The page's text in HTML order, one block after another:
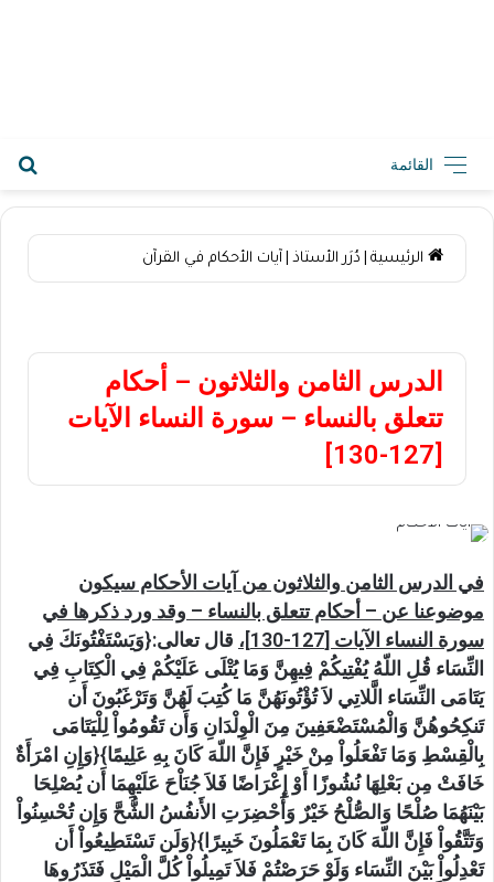
القائمة
الرئيسية دُرَر الأستاذ آيات الأحكام في القرآن
الدرس الثامن والثلاثون – أحكام
تتعلق بالنساء – سورة النساء الآيات
[127-130]
في الدرس الثامن والثلاثون من آيات الأحكام سيكون
موضوعنا عن – أحكام تتعلق بالنساء – وقد ورد ذكرها في
سورة النساء الآيات [127-130]،
قال تعالى:{وَيَسْتَفْتُونَكَ فِي
النِّسَاء قُلِ اللّهُ يُفْتِيكُمْ فِيهِنَّ وَمَا يُتْلَى عَلَيْكُمْ فِي الْكِتَابِ فِي
يَتَامَى النِّسَاء الَّلاتِي لاَ تُؤْتُونَهُنَّ مَا كُتِبَ لَهُنَّ وَتَرْغَبُونَ أَن
تَنكِحُوهُنَّ وَالْمُسْتَضْعَفِينَ مِنَ الْوِلْدَانِ وَأَن تَقُومُواْ لِلْيَتَامَى
بِالْقِسْطِ وَمَا تَفْعَلُواْ مِنْ خَيْرٍ فَإِنَّ اللّهَ كَانَ بِهِ عَلِيمًا}{وَإِنِ امْرَأَةٌ
خَافَتْ مِن بَعْلِهَا نُشُوزًا أَوْ إِعْرَاضًا فَلاَ جُنَاْحَ عَلَيْهِمَا أَن يُصْلِحَا
بَيْنَهُمَا صُلْحًا وَالصُّلْحُ خَيْرٌ وَأُحْضِرَتِ الأَنفُسُ الشُّحَّ وَإِن تُحْسِنُواْ
وَتَتَّقُواْ فَإِنَّ اللّهَ كَانَ بِمَا تَعْمَلُونَ خَبِيرًا}{وَلَن تَسْتَطِيعُواْ أَن
تَعْدِلُواْ بَيْنَ النِّسَاء وَلَوْ حَرَصْتُمْ فَلاَ تَمِيلُواْ كُلَّ الْمَيْلِ فَتَذَرُوهَا